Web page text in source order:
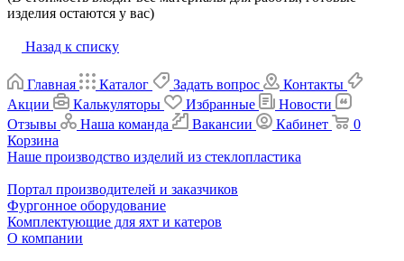
изделия остаются у вас)
Назад к списку
Главная Каталог Задать вопрос
Контакты
Акции
Калькуляторы Избранные
Новости
Отзывы
Наша команда Вакансии Кабинет
0
Корзина
Наше производство изделий из стеклопластика
Портал производителей и заказчиков
Фургонное оборудование
Комплектующие для яхт и катеров
О компании